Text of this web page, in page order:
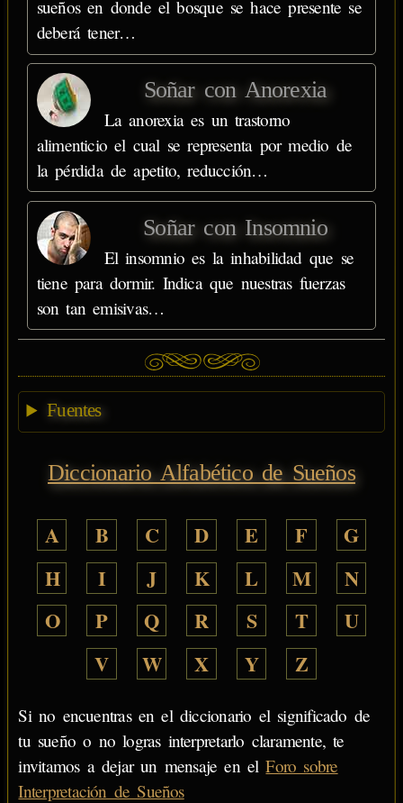
sueños en donde el bosque se hace presente se
deberá tener…
Soñar con Anorexia
La anorexia es un trastorno
alimenticio el cual se representa por medio de
la pérdida de apetito, reducción…
Soñar con Insomnio
El insomnio es la inhabilidad que se
tiene para dormir. Indica que nuestras fuerzas
son tan emisivas…
Fuentes
Diccionario Alfabético de Sueños
A B C D E F
G
H
I J K L M
N
O
P Q R S T
U
V
W X Y Z
Si no encuentras en el diccionario el significado de
tu sueño o no logras interpretarlo claramente, te
invitamos a dejar un mensaje en elForo sobre
Interpretación de Sueños